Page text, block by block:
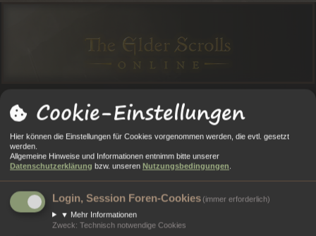
O
R
T
L
O
R
E
N
A
L
E
E
M
Anmelden Registrieren
Portal Foren
Alle Cookies löschen
Bist du dir sicher, dass du alle Cookies des Boards löschen möchtest?
Cookie-Einstellungen
Hier können die Einstellungen für Cookies vorgenommen werden, die evtl. gesetzt
werden.
Allgemeine Hinweise und Informationen entnimm bitte unserer
Datenschutzerklärung bzw. unseren Nutzungsbedingungen
Login, Session Foren-Cookies(immer erforderlich)
▼ Mehr Informationen
Zweck: Technisch notwendige Cookies